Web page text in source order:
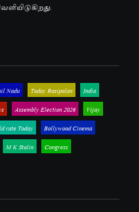
Nadu Today Rasipalan
India
Assembly Election 2026
Vijay
rate Today
Bollywood Cinema
M K Stalin
Congress